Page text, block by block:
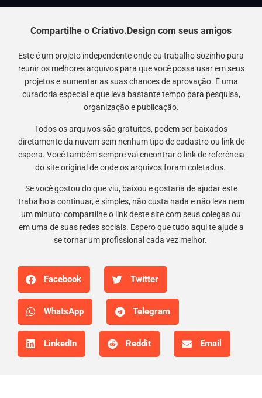
Compartilhe o Criativo.Design com seus amigos
Este é um projeto independente onde eu trabalho sozinho para
reunir os melhores arquivos para que você possa usar em seus
projetos e aumentar as suas chances de aprovação. É uma
curadoria especial e que leva bastante tempo para pesquisa,
organização e publicação.
Todos os arquivos são gratuitos, podem ser baixados
diretamente da nuvem sem nenhum tipo de cadastro ou link de
espera. Você também sempre vai encontrar o link de referência
do site original de onde os arquivos foram coletados.
Se você gostou do que viu, baixou e gostaria de ajudar este
trabalho a continuar, é simples, não custa nada e não leva nem
um minuto: compartilhe o link deste site com seus colegas ou
em uma de suas redes sociais. Espero que tudo aqui te ajude a
se tornar um profissional cada vez melhor.
Facebook Twitter
WhatsApp Telegram
LinkedIn Reddit Email